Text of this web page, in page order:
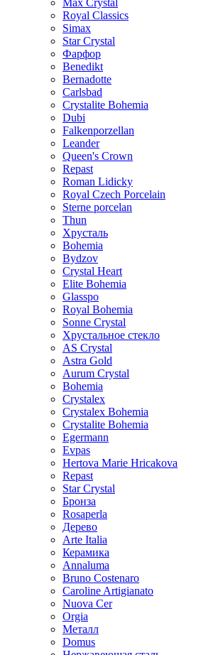
Max Crystal
Royal Classics
Simax
Star Crystal
Фарфор
Benedikt
Bernadotte
Carlsbad
Crystalite Bohemia
Dubi
Falkenporzellan
Leander
Queen's Crown
Repast
Roman Lidicky
Royal Czech Porcelain
Sterne porcelan
Thun
Хрусталь
Bohemia
Bydzov
Crystal Heart
Elite Bohemia
Glasspo
Royal Bohemia
Sonne Crystal
Хрустальное стекло
AS Crystal
Astra Gold
Aurum Crystal
Bohemia
Crystalex
Crystalex Bohemia
Crystalite Bohemia
Egermann
Evpas
Hertova Marie Hricakova
Repast
Star Crystal
Бронза
Rosaperla
Дерево
Arte Italia
Керамика
Annaluma
Bruno Costenaro
Caroline Artigianato
Nuova Cer
Orgia
Металл
Domus